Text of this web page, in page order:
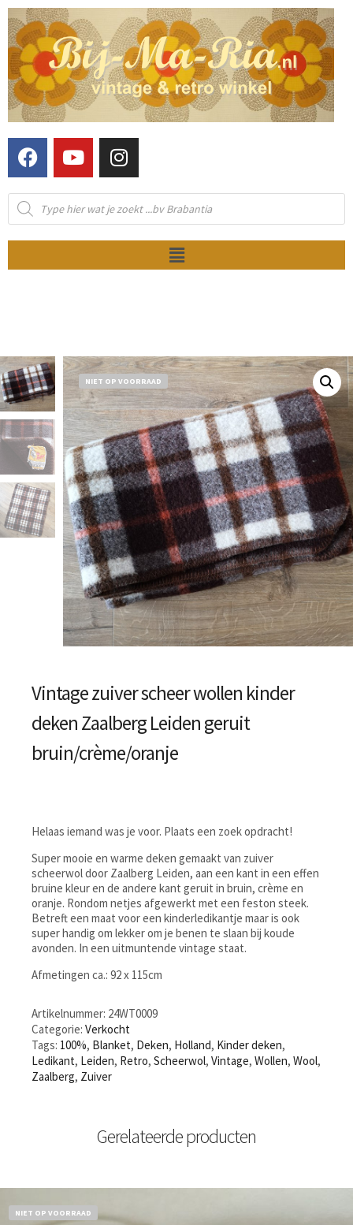
NIET OP VOORRAAD
Vintage zuiver scheer wollen kinder
deken Zaalberg Leiden geruit
bruin/crème/oranje
Helaas iemand was je voor. Plaats een zoek opdracht!
Super mooie en warme deken gemaakt van zuiver
scheerwol door Zaalberg Leiden, aan een kant in een effen
bruine kleur en de andere kant geruit in bruin, crème en
oranje. Rondom netjes afgewerkt met een feston steek.
Betreft een maat voor een kinderledikantje maar is ook
super handig om lekker om je benen te slaan bij koude
avonden. In een uitmuntende vintage staat.
Afmetingen ca.: 92 x 115cm
Artikelnummer: 24WT0009
Categorie: Verkocht
Tags: 100%, Blanket, Deken, Holland, Kinder deken,
Ledikant, Leiden, Retro, Scheerwol, Vintage, Wollen, Wool,
Zaalberg, Zuiver
Gerelateerde producten
NIET OP VOORRAAD